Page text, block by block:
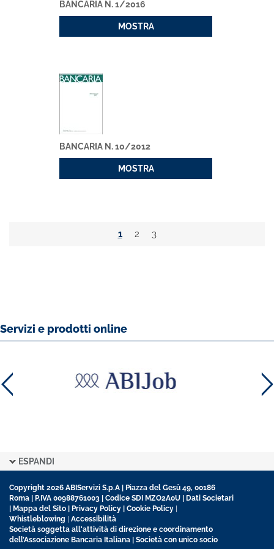
BANCARIA N. 1/2016
MOSTRA
BANCARIA N. 10/2012
MOSTRA
1 2 3
Servizi e prodotti online
ESPANDI
Copyright 2026 ABIServizi S.p.A | Piazza del Gesù 49, 00186
Roma | P.IVA 00988761003 | Codice SDI MZO2A0U |
Dati Societari
Mappa del Sito Privacy Policy Cookie Policy
Whistleblowing
Accessibilità
Società soggetta all'attività di direzione e coordinamento
dell’Associazione Bancaria Italiana | Società con unico socio